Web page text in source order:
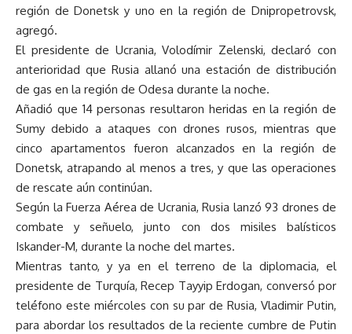
región de Donetsk y uno en la región de Dnipropetrovsk,
agregó.
El presidente de Ucrania, Volodímir Zelenski, declaró con
anterioridad que Rusia allanó una estación de distribución
de gas en la región de Odesa durante la noche.
Añadió que 14 personas resultaron heridas en la región de
Sumy debido a ataques con drones rusos, mientras que
cinco apartamentos fueron alcanzados en la región de
Donetsk, atrapando al menos a tres, y que las operaciones
de rescate aún continúan.
Según la Fuerza Aérea de Ucrania, Rusia lanzó 93 drones de
combate y señuelo, junto con dos misiles balísticos
Iskander-M, durante la noche del martes.
Mientras tanto, y ya en el terreno de la diplomacia, el
presidente de Turquía, Recep Tayyip Erdogan, conversó por
teléfono este miércoles con su par de Rusia, Vladimir Putin,
para abordar los resultados de la reciente cumbre de Putin